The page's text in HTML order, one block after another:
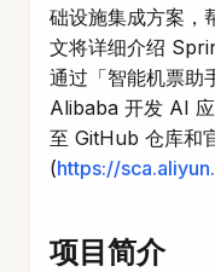
础设施集成方案，
文将详细介绍
通过「智能机票助
Alibaba 开发 AI
至 GitHub 仓库和
(https://
项目简介